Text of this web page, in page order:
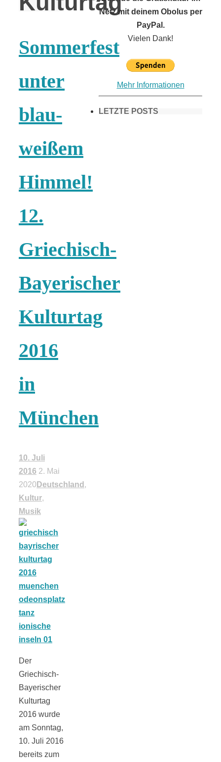
Sommerfest
unter
blau-
weißem
Himmel!
12.
Griechisch-
Bayerischer
Kulturtag
2016
in
München
10. Juli
2016 2. Mai
2020 Deutschland ,
Kultur,
Musik
Der
Griechisch-
Bayerischer
Kulturtag
2016 wurde
am Sonntag,
10. Juli 2016
bereits zum
Netz mit deinem Obolus per
PayPal.
Vielen Dank!
Mehr Informationen
LETZTE POSTS
18 Lieblings-